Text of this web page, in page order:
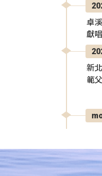
卓
獻
新
範